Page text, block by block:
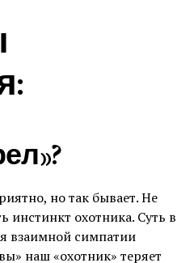
но так бывает. Не
инстинкт охотника. Суть в
взаимной симпатии
наш «охотник» теряет